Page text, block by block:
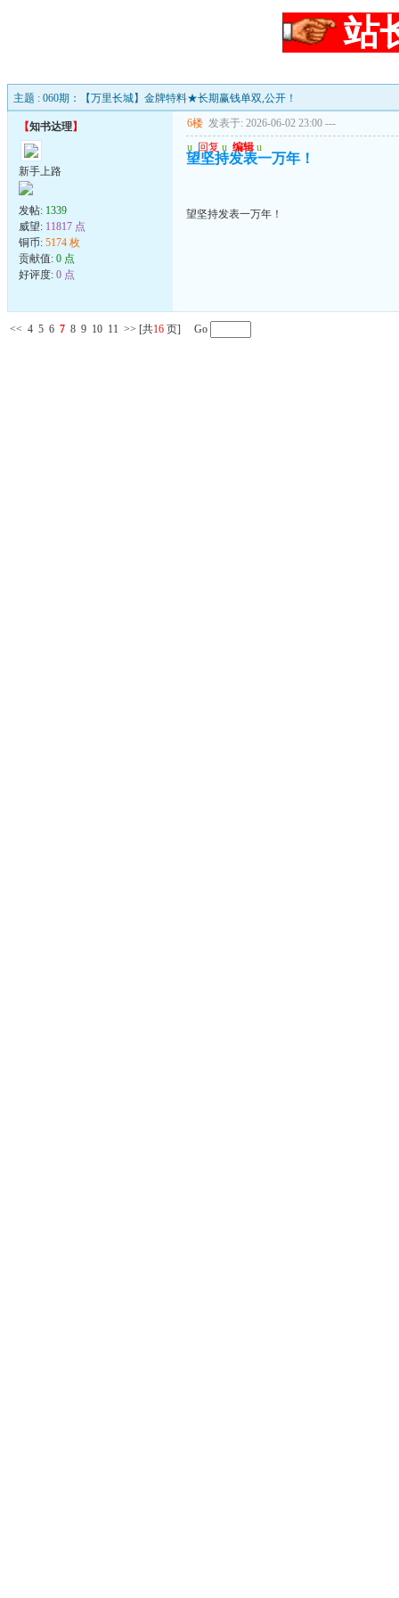
站
主题 : 060期：【万里长城】金牌特料★长期赢钱单双,公开！
【知书达理】
新手上路
发帖: 1339
威望: 11817 点
铜币: 5174 枚
贡献值: 0 点
好评度: 0 点
6楼 发表于: 2026-06-02 23:00 ---
u 回复 u 编辑 u
望坚持发表一万年！
望坚持发表一万年！
<< 4 5 6 7 8 9 10 11 >> [共16 页] Go